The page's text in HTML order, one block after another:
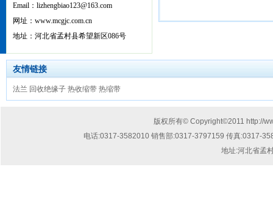
Email：lizhengbiao123@163.com
网址：www.mcgjc.com.cn
地址：河北省孟村县希望新区086号
友情链接
法兰 回收绝缘子 热收缩带 热缩带
版权所有© Copyright©2011 http://
电话:0317-3582010 销售部:0317-3797159 传真:0317-
地址:河北省孟